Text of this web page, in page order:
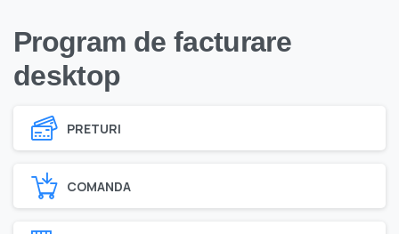
Program de facturare
desktop
PRETURI
COMANDA